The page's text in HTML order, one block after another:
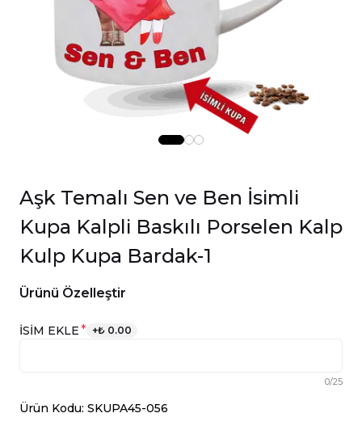
Aşk Temalı Sen ve Ben İsimli
Kupa Kalpli Baskılı Porselen Kalp
Kulp Kupa Bardak-1
Ürünü Özelleştir
İSİM EKLE* +₺ 0.00
0/25
Ürün Kodu: SKUPA45-056